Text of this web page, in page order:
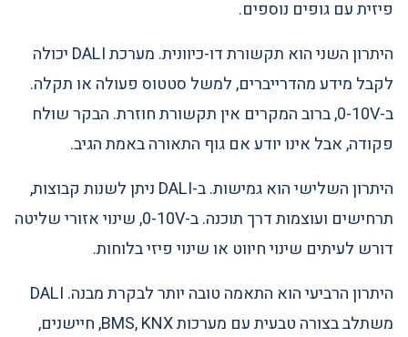
פיזית עם גופים נוספים.
היתרון השני הוא תקשורת דו-כיוונית. מערכת DALI יכולה
לקבל מידע מהדרייברים, למשל סטטוס פעולה או תקלה.
ב-0-10V, ברוב המקרים אין תקשורת חוזרת. הבקר שולח
פקודה, אבל אינו יודע אם גוף התאורה באמת הגיב.
היתרון השלישי הוא גמישות. ב-DALI ניתן לשנות קבוצות,
תרחישים ועוצמות דרך תוכנה. ב-0-10V, שינוי אזורי שליטה
דורש לעיתים שינוי חיווט או שינוי פיזי בלוחות.
היתרון הרביעי הוא התאמה טובה יותר לבקרת מבנה. DALI
משתלב בצורה טבעית עם מערכות BMS, KNX, חיישנים,